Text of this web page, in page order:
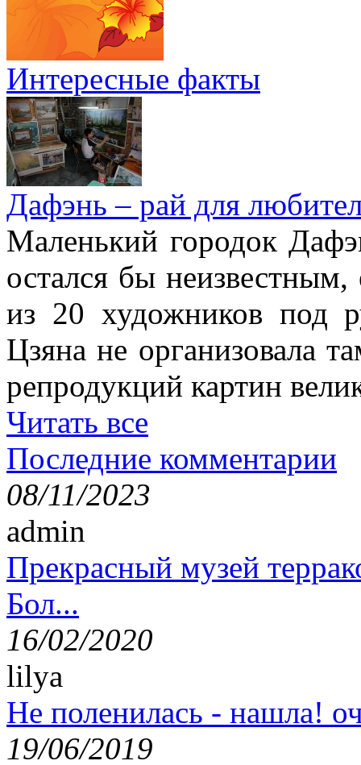
Интересные факты
Дафэнь – рай для
Маленький городок
остался бы
из 20 художников под
Цзяна не организовала
репродукций картин
Читать все
Последние комментарии
08/11/2023
admin
Прекрасный музей
Бол...
16/02/2020
lilya
Не поленилась - нашла!
19/06/2019